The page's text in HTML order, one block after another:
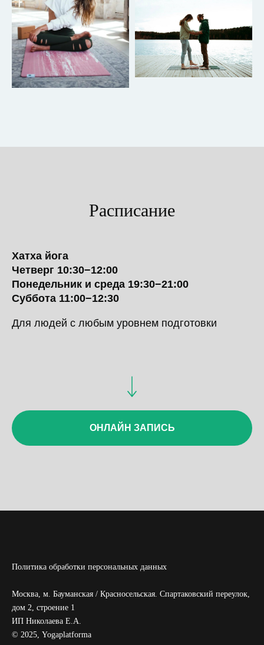
Расписание
Хатха йога
Четверг 10:30−12:00
Понедельник и среда 19:30−21:00
Суббота 11:00−12:30
Для людей с любым уровнем подготовки
ОНЛАЙН ЗАПИСЬ
Политика обработки персональных данных
Москва, м. Бауманская / Красносельская. Спартаковский переулок,
дом 2, строение 1
ИП Николаева Е.А.
© 2025, Yogaplatforma